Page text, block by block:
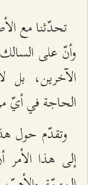
تحدّثنا مع
وأنّ على
الآخرين،
الحاجة في أيّ
وتقدّم حول
إلى هذا الأمر